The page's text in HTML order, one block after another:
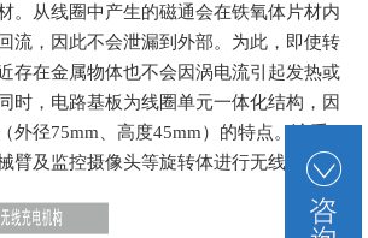
。从线圈中产生的磁通会在铁氧体片材内
流，因此不会泄漏到外部。为此，即使转
存在金属物体也不会因涡电流引起发热或
时，电路基板为线圈单元一体化结构，因
外径75mm、高度45mm）的特点。该系
臂及监控摄像头等旋转体进行无线充电。